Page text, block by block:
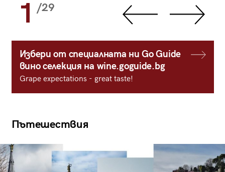
1 /29
Избери от специалната ни Go Guide
вино селекция на wine.goguide.bg
Grape expectations - great taste!
Пътешествия